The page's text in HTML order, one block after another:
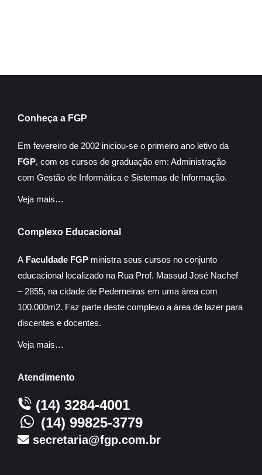
Conheça a FGP
Em fevereiro de 2002 iniciou-se o primeiro ano letivo da
FGP, com os cursos de graduação em: Administração
com Gestão de Informática e Sistemas de Informação.
Veja mais…
Complexo Educacional
A Faculdade FGP ministra seus cursos no conjunto
educacional localizado na Rua Prof. Massud José Nachef
– 2855, na cidade de Pederneiras em uma área com
100.000m2. Faz parte deste complexo a área de lazer para
discentes e docentes.
Veja mais…
Atendimento
(14) 3284-4001
(14) 99825-3779
secretaria@fgp.com.br